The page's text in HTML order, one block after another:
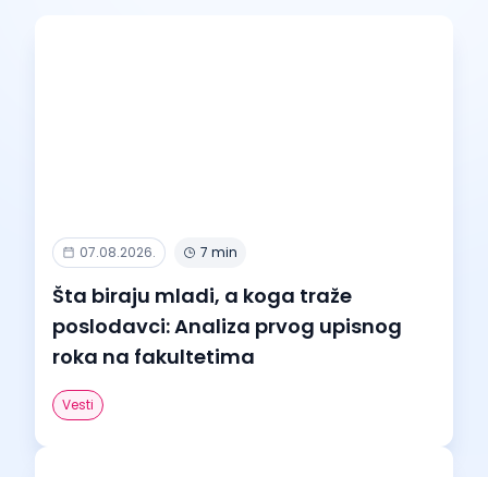
07.08.2026. 7 min
Šta biraju mladi, a koga traže
poslodavci: Analiza prvog upisnog
roka na fakultetima
Vesti